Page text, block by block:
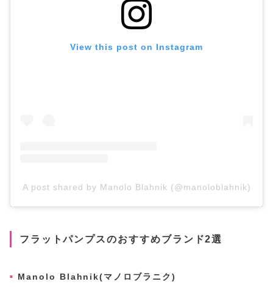
View this post on Instagram
A post shared by Manolo Blahnik (@manoloblahnik)
フラットパンプスのおすすめブランド2選
Manolo Blahnik(マノロブラニク)